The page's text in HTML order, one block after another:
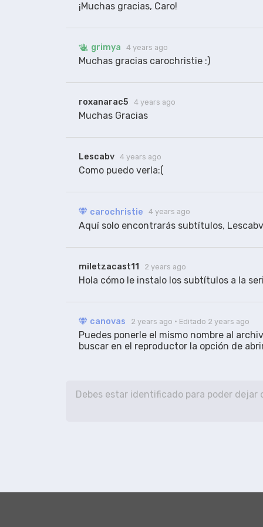
¡Muchas gracias, Caro!
grimya 4 years ago
Muchas gracias carochristie :)
roxanarac5 4 years ago
Lescabv 4 years ago
Como puedo verla:(
carochristie 4 years ago
Aquí solo encontrarás subtítulos,
miletzacast11 2 years ago
Hola cómo le instalo los subtítulos a la
canovas 2 years ago · Editado 2 years ago
Puedes ponerle el mismo nombre al
buscar en el reproductor la opción de